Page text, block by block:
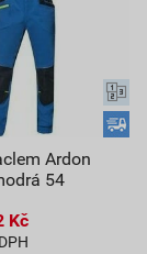
Ardon
54
Kč